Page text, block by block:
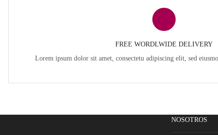
FREE WORDLWIDE DELIVERY
Lorem ipsum dolor sit amet, consectetu adipiscing elit, sed
NOSOTROS